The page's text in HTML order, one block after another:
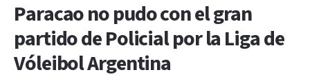
Paracao no pudo con el gran
partido de Policial por la Liga de
Vóleibol Argentina